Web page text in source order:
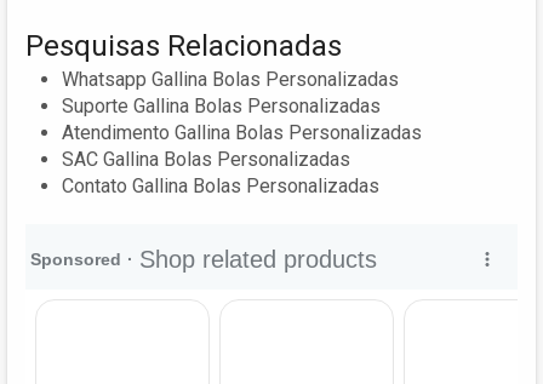
Pesquisas Relacionadas
Whatsapp Gallina Bolas Personalizadas
Suporte Gallina Bolas Personalizadas
Atendimento Gallina Bolas Personalizadas
SAC Gallina Bolas Personalizadas
Contato Gallina Bolas Personalizadas